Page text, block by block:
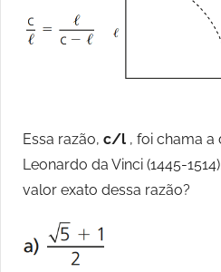
Essa razão, c/l , foi chama a
Leonardo da Vinci (1445-
valor exato dessa razão?